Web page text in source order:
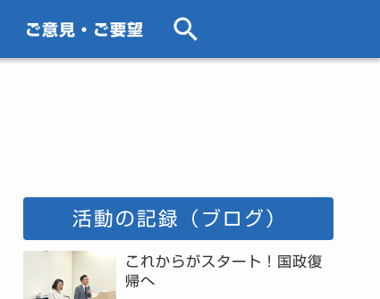
ご意見・ご要望
活動の記録（ブログ）
これからがスタート！国政復
帰へ